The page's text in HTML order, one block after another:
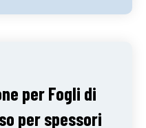
per Fogli di
per spessori